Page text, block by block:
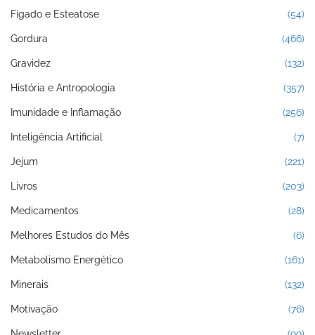
Fígado e Esteatose (54)
Gordura (466)
Gravidez (132)
História e Antropologia (357)
Imunidade e Inflamação (256)
Inteligência Artificial (7)
Jejum (221)
Livros (203)
Medicamentos (28)
Melhores Estudos do Mês (6)
Metabolismo Energético (161)
Minerais (132)
Motivação (76)